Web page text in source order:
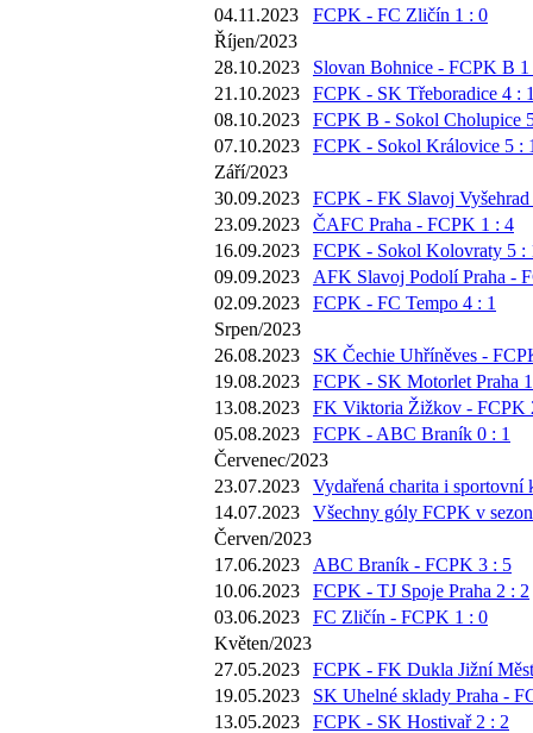
04.11.2023
FCPK - FC Zličín 1 : 0
Říjen/2023
28.10.2023
Slovan Bohnice - FCPK B 1
21.10.2023
FCPK - SK Třeboradice 4 :
08.10.2023
FCPK B - Sokol Cholupice
07.10.2023
FCPK - Sokol Královice 5 :
Září/2023
30.09.2023
FCPK - FK Slavoj Vyšehrad
23.09.2023
ČAFC Praha - FCPK 1 : 4
16.09.2023
FCPK - Sokol Kolovraty 5 :
09.09.2023
AFK Slavoj Podolí Praha -
02.09.2023
FCPK - FC Tempo 4 : 1
Srpen/2023
26.08.2023
SK Čechie Uhříněves -
19.08.2023
FCPK - SK Motorlet Praha
13.08.2023
FK Viktoria Žižkov - FCPK
05.08.2023
FCPK - ABC Braník 0 : 1
Červenec/2023
23.07.2023
Vydařená charita i
14.07.2023
Všechny góly FCPK v
Červen/2023
17.06.2023
ABC Braník - FCPK 3 : 5
10.06.2023
FCPK - TJ Spoje Praha 2 : 2
03.06.2023
FC Zličín - FCPK 1 : 0
Květen/2023
27.05.2023
FCPK - FK Dukla Jižní
19.05.2023
SK Uhelné sklady Praha -
13.05.2023
FCPK - SK Hostivař 2 : 2